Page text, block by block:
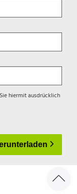
hiermit ausdrücklich